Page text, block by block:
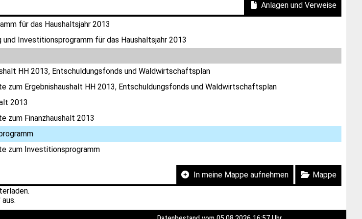
Anlagen und Verweise
für das Haushaltsjahr 2013
Investitionsprogramm für das Haushaltsjahr 2013
HH 2013, Entschuldungsfonds und Waldwirtschaftsplan
zum Ergebnishaushalt HH 2013, Entschuldungsfonds und Waldwirtschaftsplan
2013
zum Finanzhaushalt 2013
zum Investitionsprogramm
In meine Mappe aufnehmen
Mappe